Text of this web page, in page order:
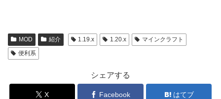
MOD 紹介 1.19.x 1.20.x
マインクラフト
便利系
シェアする
X Facebook はてブ